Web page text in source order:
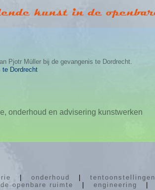
te Dordrecht
onderhoud en advisering kunstwerken
onderhoud tentoonstellingen
openbare ruimte engineering